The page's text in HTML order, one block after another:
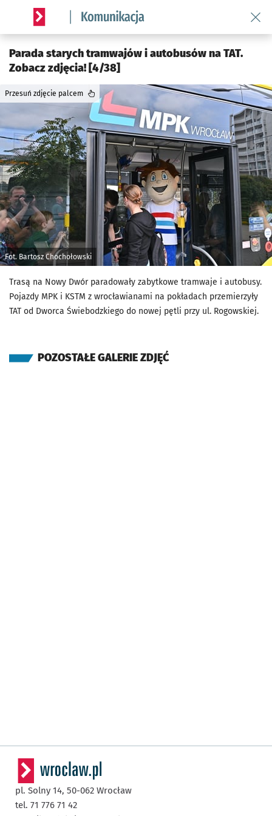
Serwis informacyjny wroclaw.pl podserwis: Komunikacja
Parada starych tramwajów i autobusów na TAT.
Zobacz zdjęcia! [4/38]
Fot. Bartosz Chochołowski
Przesuń zdjęcie palcem
Trasą na Nowy Dwór paradowały zabytkowe tramwaje i autobusy.
Pojazdy MPK i KSTM z wrocławianami na pokładach przemierzyły
TAT od Dworca Świebodzkiego do nowej pętli przy ul. Rogowskiej.
POZOSTAŁE GALERIE ZDJĘĆ
pl. Solny 14, 50-062 Wrocław
tel. 71 776 71 42